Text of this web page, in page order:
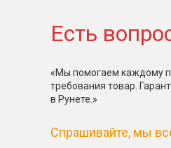
Есть
«Мы помогаем каждому
требования товар.
в Рунете.»
Спрашивайте, мы